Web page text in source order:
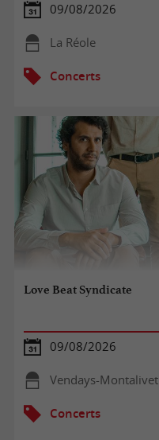
09/08/2026
La Réole
Concerts
Love Beat Syndicate
09/08/2026
Vendays-Montalivet
Concerts